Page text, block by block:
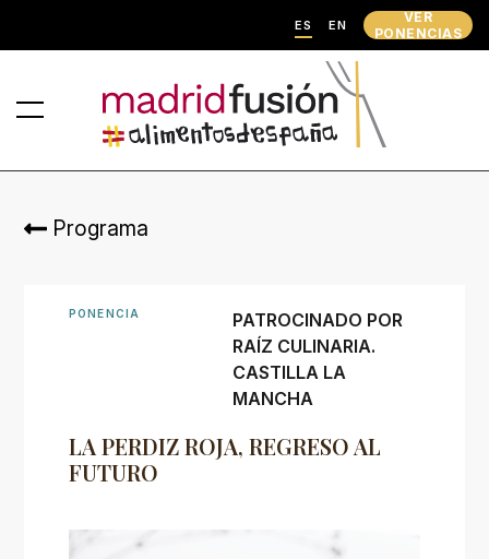
ES EN
VER
PONENCIAS
Programa
PONENCIA
LA PERDIZ ROJA, REGRESO AL
FUTURO
PATROCINADO POR
RAÍZ CULINARIA.
CASTILLA LA
MANCHA